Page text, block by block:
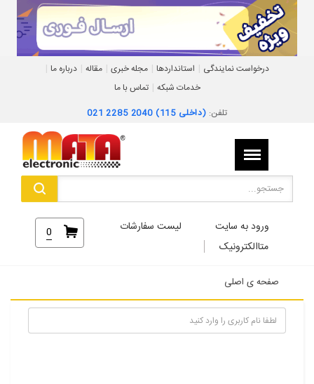
درخواست نمایندگی | استانداردها | مجله خبری | مقاله | درباره ما |
خدمات شبکه | تماس با ما
تلفن: 021 2285 2040 (داخلی 115)
ورود به سایت
متاالکترونیک
لیست سفارشات 0
صفحه ی اصلی